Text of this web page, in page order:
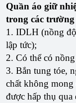
Quần áo giữ
trong các
1. IDLH (nồng
lập tức);
2. Có thể có
3. Bắn tung tóe,
chất không
được hấp thụ qua